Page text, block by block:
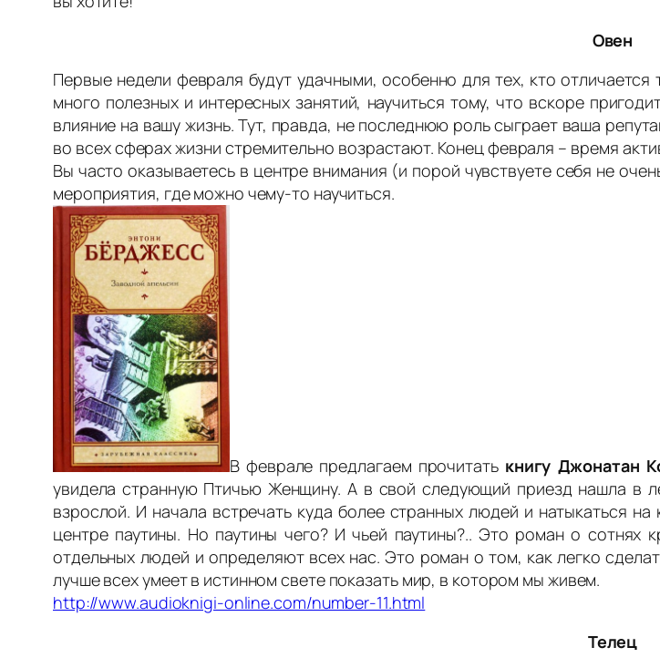
Овен
Первые недели февраля будут удачными, особенно для тех, кто
много полезных и интересных занятий, научиться тому, что вскоре
влияние на вашу жизнь. Тут, правда, не последнюю роль сыграет ваша
во всех сферах жизни стремительно возрастают. Конец февраля – время
Вы часто оказываетесь в центре внимания (и порой чувствуете себя не
мероприятия, где можно чему-то научиться.
В феврале предлагаем прочитать книгу Джонатан
увидела странную Птичью Женщину. А в свой следующий приезд нашла в
взрослой. И начала встречать куда более странных людей и натыкаться
центре паутины. Но паутины чего? И чьей паутины?.. Это роман о
отдельных людей и определяют всех нас. Это роман о том, как легко
лучше всех умеет в истинном свете показать мир, в котором мы живем.
http://www.audioknigi-online.com/number-11.html
Телец